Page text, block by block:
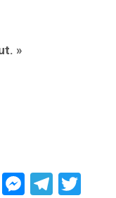
»
R
M T